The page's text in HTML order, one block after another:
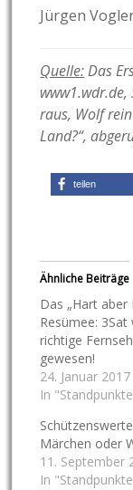
Jürgen
Quelle:Das
raus, Wolf
Land?“,
teilen
Ähnliche Beiträge
Das „Hart aber
Resümee:
richtige
gewesen!
24. Januar 2017
In
Märchen oder
11. September
In